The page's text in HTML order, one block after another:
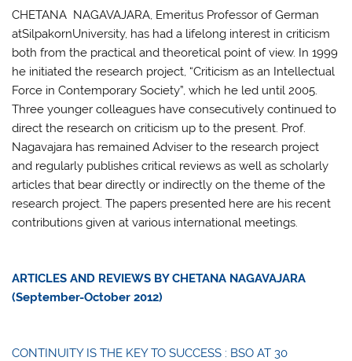
CHETANA NAGAVAJARA, Emeritus Professor of German
atSilpakornUniversity, has had a lifelong interest in criticism
both from the practical and theoretical point of view. In 1999
he initiated the research project, “Criticism as an Intellectual
Force in Contemporary Society”, which he led until 2005.
Three younger colleagues have consecutively continued to
direct the research on criticism up to the present. Prof.
Nagavajara has remained Adviser to the research project
and regularly publishes critical reviews as well as scholarly
articles that bear directly or indirectly on the theme of the
research project. The papers presented here are his recent
contributions given at various international meetings.
ARTICLES AND REVIEWS BY CHETANA NAGAVAJARA
(September-October 2012)
CONTINUITY IS THE KEY TO SUCCESS : BSO AT 30